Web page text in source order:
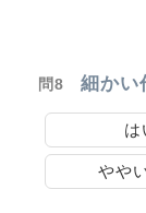
問8 細かい
は
やや